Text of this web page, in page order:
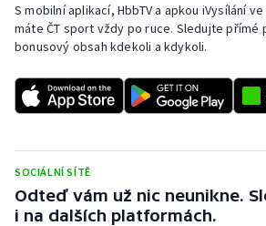
S mobilní aplikací, HbbTV a apkou iVysílání
máte ČT sport vždy po ruce. Sledujte přímé
bonusový obsah kdekoli a kdykoli.
SOCIÁLNÍ SÍTĚ
Odteď vám už nic neunikne.
i na dalších platformách.